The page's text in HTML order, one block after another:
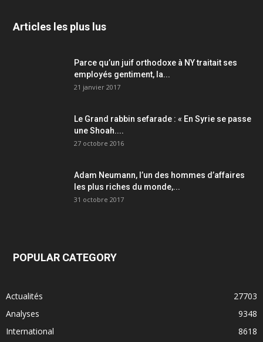
Articles les plus lus
Parce qu’un juif orthodoxe à NY traitait ses
employés gentiment, la...
21 janvier 2017
Le Grand rabbin sefarade : « En Syrie se passe
une Shoah....
27 octobre 2016
Adam Neumann, l’un des hommes d’affaires
les plus riches du monde,...
31 octobre 2017
POPULAR CATEGORY
Actualités
27703
Analyses
9348
International
8618